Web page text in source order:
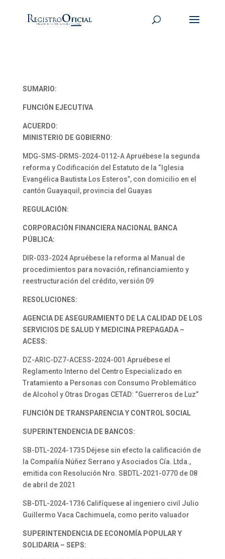
SUMARIO:
FUNCIÓN EJECUTIVA
ACUERDO:
MINISTERIO DE GOBIERNO:
MDG-SMS-DRMS-2024-0112-A Apruébese la segunda
reforma y Codificación del Estatuto de la “Iglesia
Evangélica Bautista Los Esteros”, con domicilio en el
cantón Guayaquil, provincia del Guayas
REGULACIÓN:
CORPORACIÓN FINANCIERA NACIONAL BANCA
PÚBLICA:
DIR-033-2024 Apruébese la reforma al Manual de
procedimientos para novación, refinanciamiento y
reestructuración del crédito, versión 09
RESOLUCIONES:
AGENCIA DE ASEGURAMIENTO DE LA CALIDAD DE LOS
SERVICIOS DE SALUD Y MEDICINA PREPAGADA –
ACESS:
DZ-ARIC-DZ7-ACESS-2024-001 Apruébese el
Reglamento Interno del Centro Especializado en
Tratamiento a Personas con Consumo Problemático
de Alcohol y Otras Drogas CETAD: “Guerreros de Luz”
FUNCIÓN DE TRANSPARENCIA Y CONTROL SOCIAL
SUPERINTENDENCIA DE BANCOS:
SB-DTL-2024-1735 Déjese sin efecto la calificación de
la Compañía Núñez Serrano y Asociados Cía. Ltda.,
emitida con Resolución Nro. SBDTL-2021-0770 de 08
de abril de 2021
SB-DTL-2024-1736 Califíquese al ingeniero civil Julio
Guillermo Vaca Cachimuela, como perito valuador
SUPERINTENDENCIA DE ECONOMÍA POPULAR Y
SOLIDARIA – SEPS: